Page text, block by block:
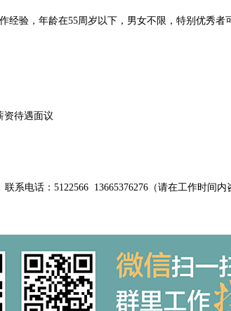
经验，年龄在55周岁以下，男女不限，特别优秀者
资待遇面议
系电话：5122566 13665376276（请在工作时间内